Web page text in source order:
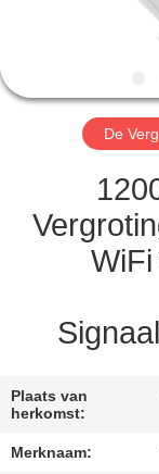
NIEUWS
VERZOEK
OM EEN
CITAAT
VR
SITEMAP
De
Plaats van
herkomst:
Merknaam: